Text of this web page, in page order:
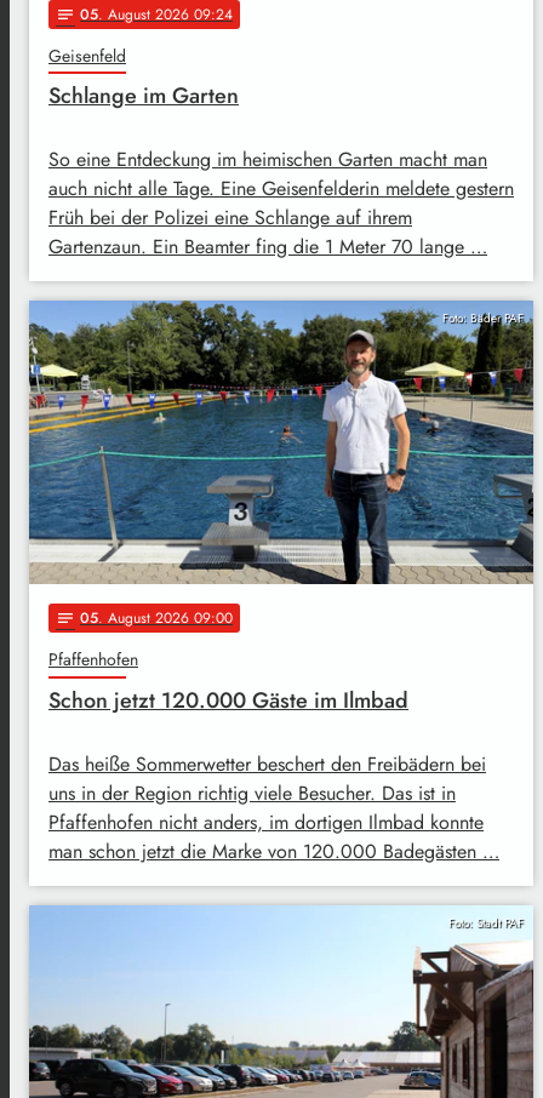
notes 05. August 2026 09:24
Geisenfeld
Schlange im Garten
So eine Entdeckung im heimischen Garten macht man
auch nicht alle Tage. Eine Geisenfelderin meldete gestern
Früh bei der Polizei eine Schlange auf ihrem
Gartenzaun. Ein Beamter fing die 1 Meter 70 lange …
Foto: Bäder PAF
notes 05. August 2026 09:00
Pfaffenhofen
Schon jetzt 120.000 Gäste im Ilmbad
Das heiße Sommerwetter beschert den Freibädern bei
uns in der Region richtig viele Besucher. Das ist in
Pfaffenhofen nicht anders, im dortigen Ilmbad konnte
man schon jetzt die Marke von 120.000 Badegästen …
Foto: Stadt PAF